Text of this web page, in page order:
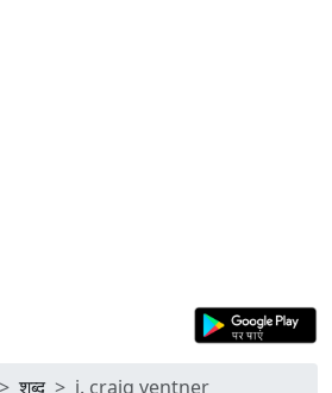
शब्द j. craig ventner